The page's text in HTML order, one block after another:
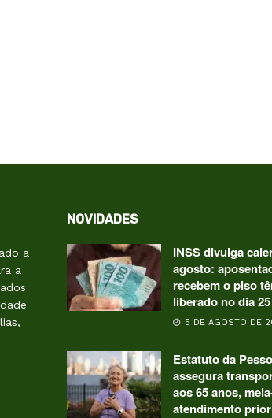
a
a
NOVIDADES
INSS divulga
agosto:
recebem o piso
liberado no dia 25
5 DE AGOSTO DE
Estatuto da
assegura
aos 65 anos,
atendimento